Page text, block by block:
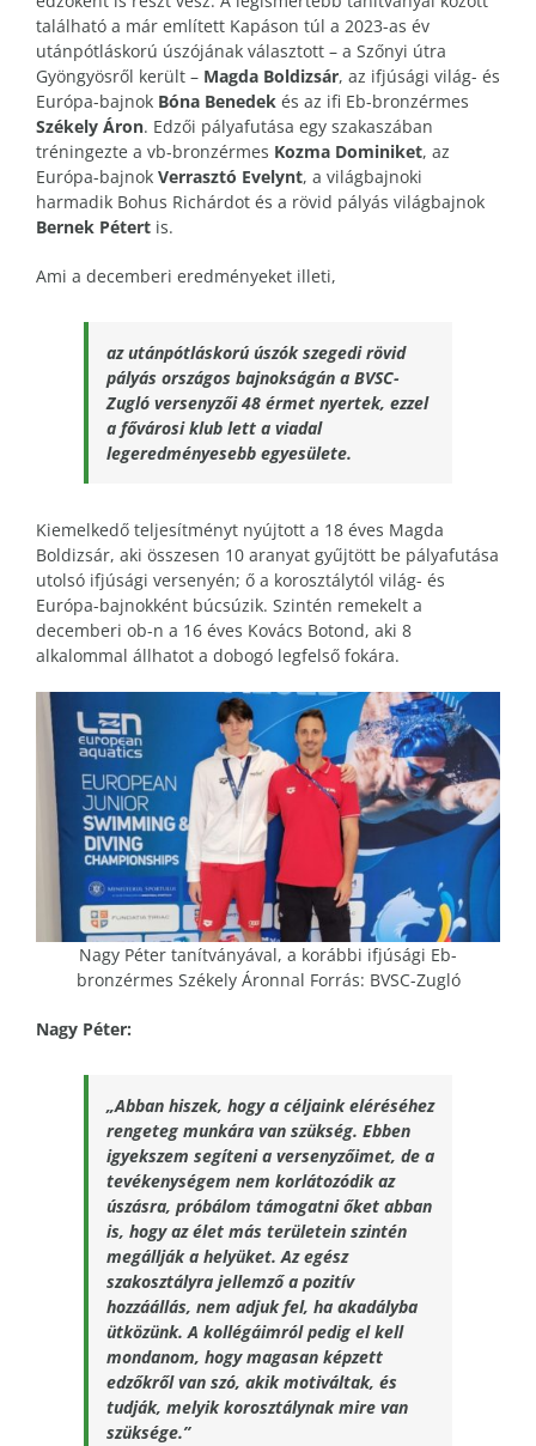
található a már említett Kapáson túl a 2023-as év
utánpótláskorú úszójának választott – a Szőnyi útra
Gyöngyösről került – Magda Boldizsár, az ifjúsági világ- és
Európa-bajnok Bóna Benedek és az ifi Eb-bronzérmes
Székely Áron. Edzői pályafutása egy szakaszában
tréningezte a vb-bronzérmes Kozma Dominiket, az
Európa-bajnok Verrasztó Evelynt, a világbajnoki
harmadik Bohus Richárdot és a rövid pályás világbajnok
Bernek Pétert is.
Ami a decemberi eredményeket illeti,
az utánpótláskorú úszók szegedi rövid
pályás országos bajnokságán a BVSC-
Zugló versenyzői 48 érmet nyertek, ezzel
a fővárosi klub lett a viadal
legeredményesebb egyesülete.
Kiemelkedő teljesítményt nyújtott a 18 éves Magda
Boldizsár, aki összesen 10 aranyat gyűjtött be pályafutása
utolsó ifjúsági versenyén; ő a korosztálytól világ- és
Európa-bajnokként búcsúzik. Szintén remekelt a
decemberi ob-n a 16 éves Kovács Botond, aki 8
alkalommal állhatot a dobogó legfelső fokára.
Nagy Péter tanítványával, a korábbi ifjúsági Eb-
bronzérmes Székely Áronnal Forrás: BVSC-Zugló
Nagy Péter:
„Abban hiszek, hogy a céljaink eléréséhez
rengeteg munkára van szükség. Ebben
igyekszem segíteni a versenyzőimet, de a
tevékenységem nem korlátozódik az
úszásra, próbálom támogatni őket abban
is, hogy az élet más területein szintén
megállják a helyüket.Az egész
szakosztályra jellemző a pozitív
hozzáállás, nem adjuk fel, ha akadályba
ütközünk. A kollégáimról pedig el kell
mondanom, hogy magasan képzett
edzőkről van szó, akik motiváltak, és
tudják, melyik korosztálynak mire van
szüksége.”